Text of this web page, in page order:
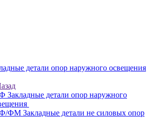
детали опор наружного освещения
Закладные детали опор наружного
ФМ Закладные детали не силовых опор